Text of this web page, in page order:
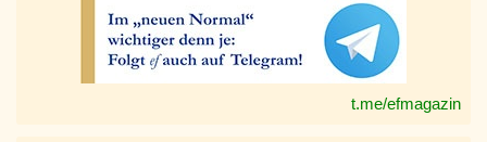
t.me/efmagazin